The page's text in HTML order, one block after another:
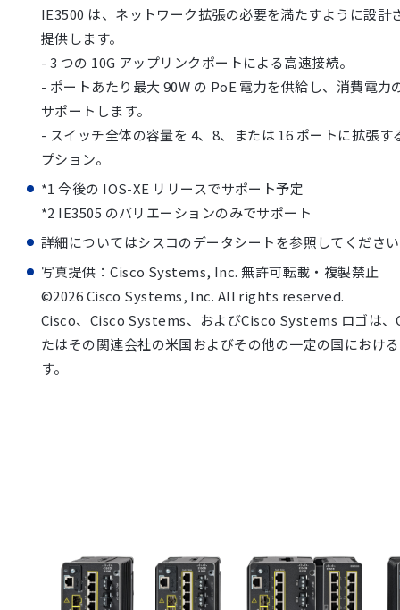
IE3500 は、ネットワーク拡張の必要を満たすように設計
提供します。
- 3 つの 10G アップリンクポートによる高速接続。
- ポートあたり最大 90W の PoE 電力を供給し、消費電力
サポートします。
- スイッチ全体の容量を 4、8、または 16 ポートに拡張す
プション。
*1 今後の IOS-XE リリースでサポート予定
*2 IE3505 のバリエーションのみでサポート
詳細についてはシスコのデータシートを参照してくださ
写真提供：Cisco Systems, Inc. 無許可転載・複製禁止
©2026 Cisco Systems, Inc. All rights reserved.
Cisco、Cisco Systems、およびCisco Systems ロゴは
たはその関連会社の米国およびその他の一定の国におけ
す。